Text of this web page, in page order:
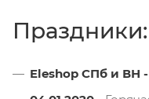
Праздники:
Eleshop СПб и ВН